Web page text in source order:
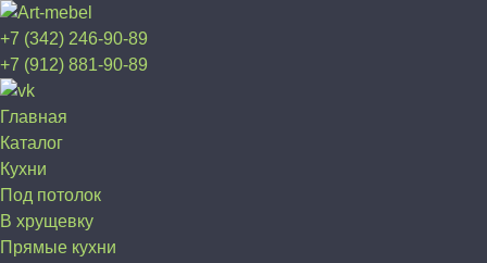
+7 (342) 246-90-89
+7 (912) 881-90-89
Главная
Каталог
Кухни
Под потолок
В хрущевку
Прямые кухни